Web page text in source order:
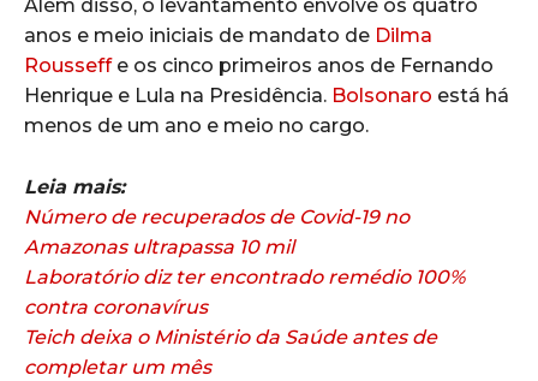
Além disso, o levantamento envolve os quatro
anos e meio iniciais de mandato de Dilma
Rousseff e os cinco primeiros anos de Fernando
Henrique e Lula na Presidência. Bolsonaro está há
menos de um ano e meio no cargo.
Leia mais:
Número de recuperados de Covid-19 no
Amazonas ultrapassa 10 mil
Laboratório diz ter encontrado remédio 100%
contra coronavírus
Teich deixa o Ministério da Saúde antes de
completar um mês